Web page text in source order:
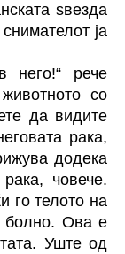
ѕвезда
ја
него!“ рече
со
да видите
рака,
додека
човече.
го телото на
болно. Ова е
Уште од